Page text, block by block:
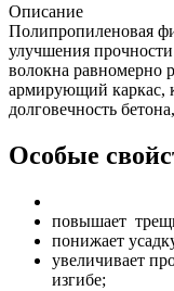
Описание
Полипропиленовая
улучшения
волокна равномерно
армирующий каркас,
долговечность
Особые
повышает
понижает
увеличивает
изгибе;